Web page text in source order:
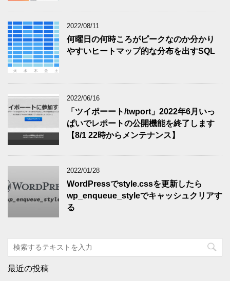
2022/08/11
何曜日の何時ころがピークなのか分かり
やすいヒートマップ的な分布を出すSQL
2022/06/16
「ツイポーート/twport」2022年6月いっ
ぱいでレポートの公開機能を終了します
【8/1 22時からメンテナンス】
2022/01/28
WordPressでstyle.cssを更新したら
wp_enqueue_styleでキャッシュクリアす
る
最近の投稿